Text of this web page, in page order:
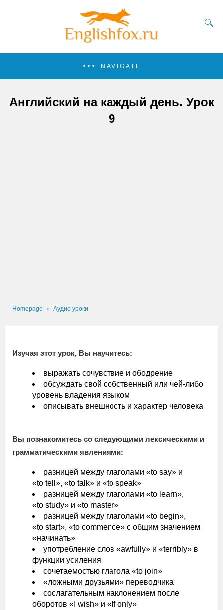
NAVIGATE
Английский на каждый день. Урок
9
Homepage Аудио уроки
Изучая этот урок, Вы научитесь:
выражать сочувствие и ободрение
обсуждать свой собственный или чей-либо
уровень владения языком
описывать внешность и характер человека
Вы познакомитесь со следующими лексическими и
грамматическими явлениями:
разницей между глаголами «to say» и
«to tell», «to talk» и «to speak»
разницей между глаголами «to learn»,
«to study» и «to master»
разницей между глаголами «to begin»,
«to start», «to commence» с общим значением
«начинать»
употребление слов «awfully» и «terribly» в
функции усиления
сочетаемостью глагола «to join»
«ложными друзьями» переводчика
сослагательным наклонением после
оборотов «I wish» и «If only»